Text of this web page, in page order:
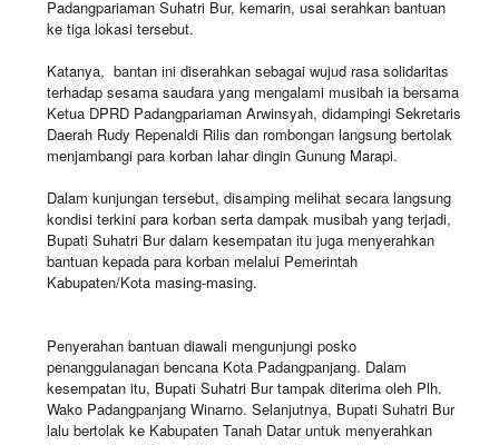
Padangpariaman Suhatri Bur, kemarin, usai serahkan bantuan
ke tiga lokasi tersebut.
Katanya, bantan ini diserahkan sebagai wujud rasa solidaritas
terhadap sesama saudara yang mengalami musibah ia bersama
Ketua DPRD Padangpariaman Arwinsyah, didampingi Sekretaris
Daerah Rudy Repenaldi Rilis dan rombongan langsung bertolak
menjambangi para korban lahar dingin Gunung Marapi.
Dalam kunjungan tersebut, disamping melihat secara langsung
kondisi terkini para korban serta dampak musibah yang terjadi,
Bupati Suhatri Bur dalam kesempatan itu juga menyerahkan
bantuan kepada para korban melalui Pemerintah
Kabupaten/Kota masing-masing.
Penyerahan bantuan diawali mengunjungi posko
penanggulanagan bencana Kota Padangpanjang. Dalam
kesempatan itu, Bupati Suhatri Bur tampak diterima oleh Plh.
Wako Padangpanjang Winarno. Selanjutnya, Bupati Suhatri Bur
lalu bertolak ke Kabupaten Tanah Datar untuk menyerahkan